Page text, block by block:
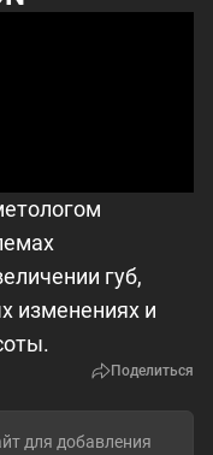
губ,
изменениях и
Поделиться